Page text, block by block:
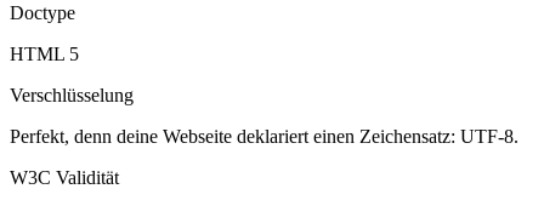
Doctype
HTML 5
Verschlüsselung
Perfekt, denn deine Webseite deklariert einen Zeichensatz: UTF-8.
W3C Validität